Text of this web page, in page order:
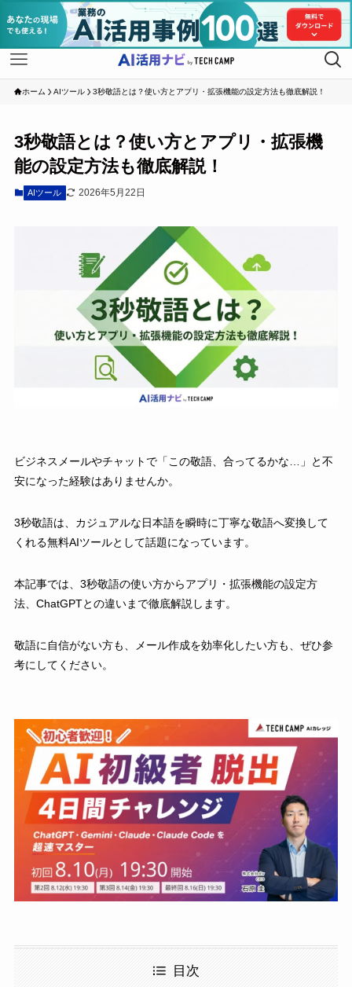
ホーム AIツール 3秒敬語とは？使い方とアプリ・拡張機能の設定方法も徹底解説！
3秒敬語とは？使い方とアプリ・拡張機
能の設定方法も徹底解説！
AIツール 2026年5月22日
ビジネスメールやチャットで「この敬語、合ってるかな…」と不
安になった経験はありませんか。
3秒敬語は、カジュアルな日本語を瞬時に丁寧な敬語へ変換して
くれる無料AIツールとして話題になっています。
本記事では、3秒敬語の使い方からアプリ・拡張機能の設定方
法、ChatGPTとの違いまで徹底解説します。
敬語に自信がない方も、メール作成を効率化したい方も、ぜひ参
考にしてください。
目次